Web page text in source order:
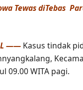
Tewas diTebas
—— Kasus tindak
09.00 WITA pagi.